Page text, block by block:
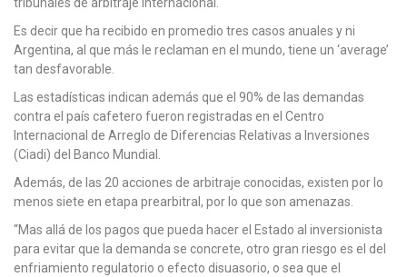
Es decir que ha recibido en promedio tres casos anuales y ni
Argentina, al que más le reclaman en el mundo, tiene un ‘average’
tan desfavorable.
Las estadísticas indican además que el 90% de las demandas
contra el país cafetero fueron registradas en el Centro
Internacional de Arreglo de Diferencias Relativas a Inversiones
(Ciadi) del Banco Mundial.
Además, de las 20 acciones de arbitraje conocidas, existen por lo
menos siete en etapa prearbitral, por lo que son amenazas.
“Mas allá de los pagos que pueda hacer el Estado al inversionista
para evitar que la demanda se concrete, otro gran riesgo es el del
enfriamiento regulatorio o efecto disuasorio, o sea que el